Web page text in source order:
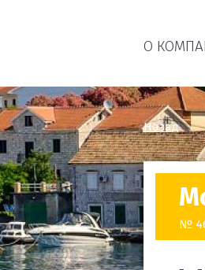
О
Назад
№